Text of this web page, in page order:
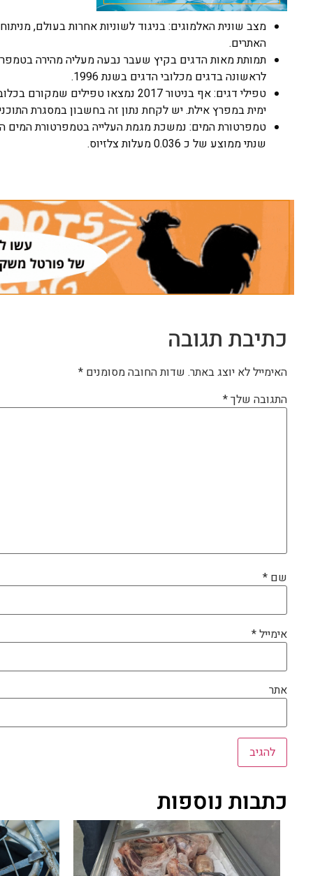
מצב שונית האלמוגים: בניגוד לשוניות אחרות בעולם,
האתרים.
תמותת מאות הדגים בקיץ שעבר נבעה מעליה מהירה
לראשונה ‏בדגים‏ מכלובי‏ הדגים‏ בשנת‏ 1996.
טפילי דגים: אף בניטור 2017
ימית במפרץ אילת. יש לקחת נתון זה בחשבון במסגרת
שנתי ממוצע של כ 0.036 מעלות צלזיוס.
כתיבת תגובה
האימייל לא יוצג באתר. שדות החובה מסומנים *
התגובה שלך*
שם *
אימייל*
אתר
כתבות נוספות